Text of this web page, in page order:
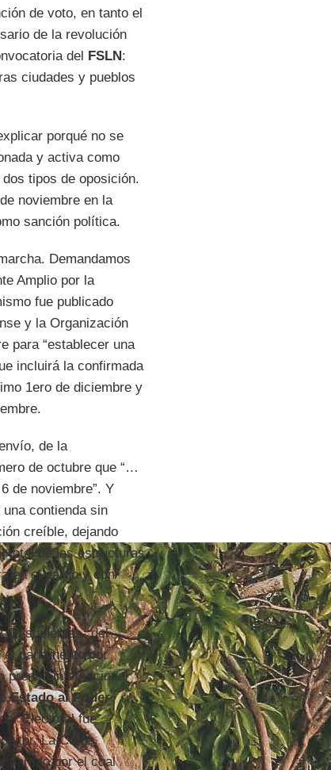
de voto, en tanto el
de la revolución
del FSLN:
ciudades y pueblos
porqué no se
y activa como
tipos de oposición.
noviembre en la
sanción política.
Demandamos
Amplio por la
fue publicado
y la Organización
para “establecer una
incluirá la confirmada
1ero de diciembre y
de la
de octubre que “…
de noviembre”. Y
contienda sin
creíble, dejando
total de las estructuras
en el cargo y con
12 suplentes- del
parlamento por
prensa internacional
Estado al Poder
Electoral fue
La Corte
partido por el cual